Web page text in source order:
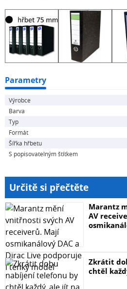
Parametry
Výrobce
Barva
Typ
Formát
Šířka hřbetu
S popisovatelným štítkem
Určitě si přečtěte
Marantz
AV
Zkrátit
chtěl